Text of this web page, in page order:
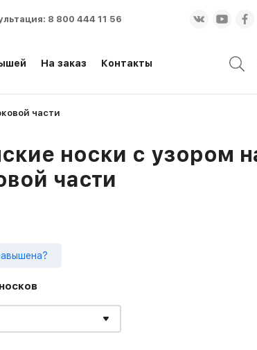
8 800 444 11 56
На заказ Контакты
части
носки с узором
части